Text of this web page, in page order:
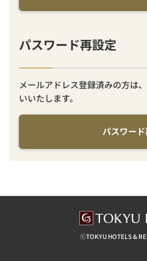
パスワード再設定
メールアドレス登録済みの方は
いいたします。
パスワー
ⓒTOKYU HOTELS &